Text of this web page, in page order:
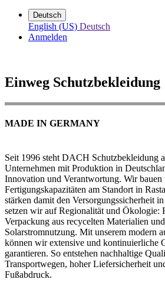
Deutsch
English (US) Deutsch
Anmelden
Einweg Schutzbekleidung
MADE IN GERMANY
Seit 1996 steht DACH Schutzbekleidung
Unternehmen mit Produktion in
Innovation und Verantwortung. Wir bauen
Fertigungskapazitäten am Standort in
stärken damit den Versorgungssicherheit
setzen wir auf Regionalität und Ökologie:
Verpackung aus recycelten Materialien
Solarstromnutzung. Mit unserem modern
können wir extensive und kontinuierliche
garantieren. So entstehen nachhaltige
Transportwegen, hoher Liefersicherheit
Fußabdruck.